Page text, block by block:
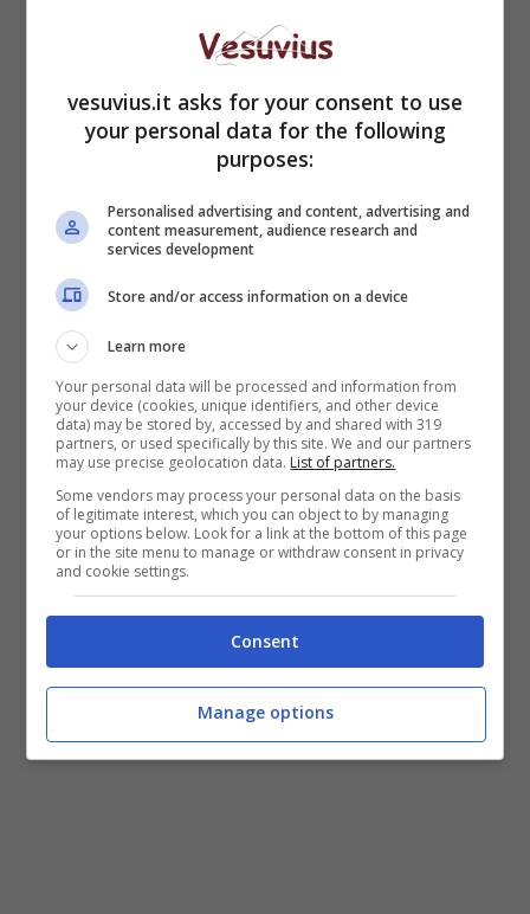
Non si spegnerà di certo l’eco del mega
educational in Tunisia dal 14 al 17 aprile che ha
visto la partecipazione di 180 persone fra agenti
di viaggio, stampa e tour operators italiani: si è
ottenuto un successo senza precedenti per
l’impegno tunisino e italiano per far rinascere in
modo adeguato una solerte partecipazione
scambievole che nacque sulla fine degli anni
quaranta con collegamenti aerei tra Tunisi e
Roma con tre voli settimanali.
vesuvius.it asks for your consent to use
your personal data for the following
purposes:
Personalised advertising and content, advertising and
content measurement, audience research and
services development
Store and/or access information on a device
Learn more
Your personal data will be processed and information from
your device (cookies, unique identifiers, and other device
data) may be stored by, accessed by and shared with 319
partners, or used specifically by this site. We and our partners
may use precise geolocation data. List of partners.
Some vendors may process your personal data on the basis
of legitimate interest, which you can object to by managing
your options below. Look for a link at the bottom of this page
or in the site menu to manage or withdraw consent in privacy
and cookie settings.
Consent
Manage options